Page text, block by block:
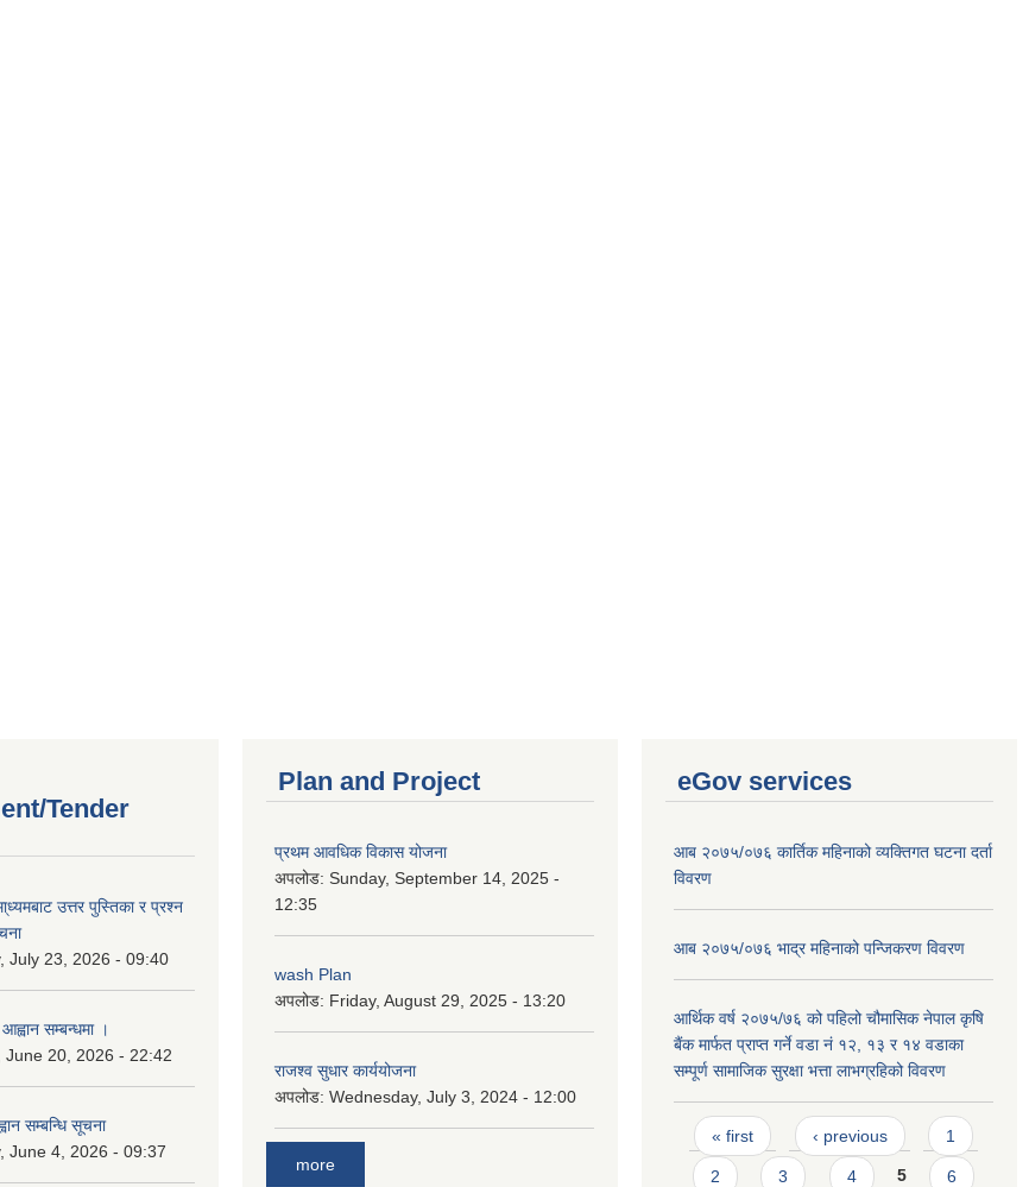
Tender
उत्तर पुस्तिका र प्रश्न
July 23, 2026 - 09:40
सम्बन्धमा ।
June 20, 2026 - 22:42
सम्बन्धि सूचना
June 4, 2026 - 09:37
Plan and Project
प्रथम आवधिक विकास योजना
अपलोड: Sunday, September 14, 2025 -
12:35
wash Plan
अपलोड: Friday, August 29, 2025 - 13:20
राजश्व सुधार कार्ययोजना
अपलोड: Wednesday, July 3, 2024 - 12:00
more
eGov services
आब २०७५/०७६ कार्तिक महिनाको व्यक्तिगत घटना दर्ता
विवरण
आब २०७५/०७६ भाद्र महिनाको पन्जिकरण विवरण
आर्थिक वर्ष २०७५/७६ को पहिलो चौमासिक नेपाल कृषि
बैंक मार्फत प्राप्त गर्ने वडा नं १२, १३ र १४ वडाका
सम्पूर्ण सामाजिक सुरक्षा भत्ता लाभग्रहिको विवरण
Pages
« first ‹ previous 1
2 3 4 5 6